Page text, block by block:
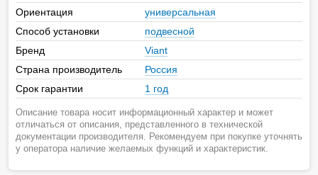
Ориентация
универсальная
Способ установки
подвесной
Бренд
Viant
Страна производитель
Россия
Срок гарантии
1 год
Описание товара носит информационный характер и может
отличаться от описания, представленного в технической
документации производителя. Рекомендуем при покупке уточнять
у оператора наличие желаемых функций и характеристик.